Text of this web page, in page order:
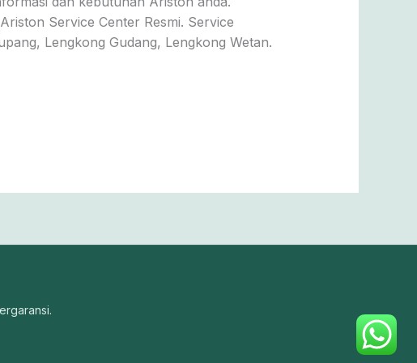
Service Center Resmi. Service
Lengkong Gudang, Lengkong Wetan.